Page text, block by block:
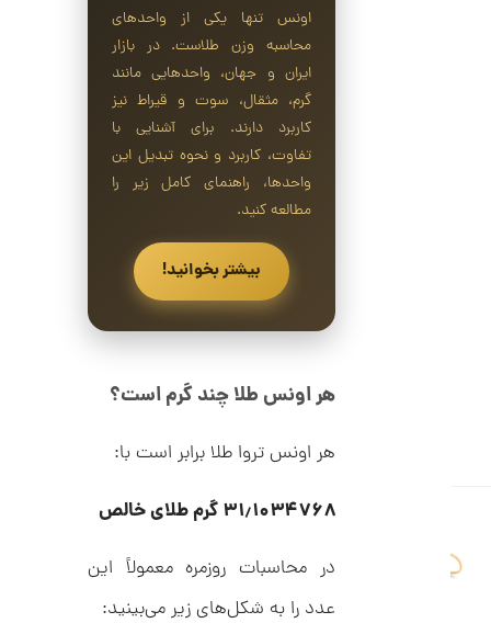
اونس تنها یکی از واحدهای
محاسبه وزن طلاست. در بازار
ایران و جهان، واحدهایی مانند
گرم، مثقال، سوت و قیراط نیز
کاربرد دارند. برای آشنایی با
تفاوت، کاربرد و نحوه تبدیل این
واحدها، راهنمای کامل زیر را
مطالعه کنید.
بیشتر بخوانید!
هر اونس طلا چند گرم است؟
هر اونس تروا طلا برابر است با:
۳۱٫۱۰۳۴۷۶۸ گرم طلای خالص
در محاسبات روزمره معمولاً این
عدد را به شکل‌های زیر می‌بینید: